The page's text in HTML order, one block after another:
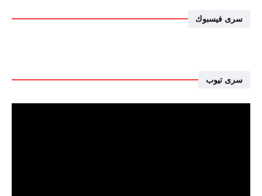
سرى فيسبوك
سرى تيوب